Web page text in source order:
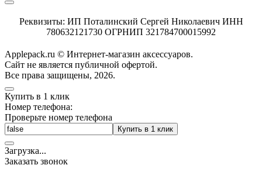
Реквизиты: ИП Поталинский Сергей Николаевич ИНН
780632121730 ОГРНИП 321784700015992
Applepack.ru © Интернет-магазин аксессуаров.
Cайт не является публичной офертой.
Все права защищены, 2026.
Купить в 1 клик
Номер телефона:
Проверьте номер телефона
Купить в 1 клик
Загрузка...
Заказать звонок